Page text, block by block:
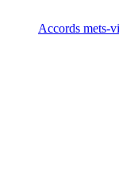
Accords mets-